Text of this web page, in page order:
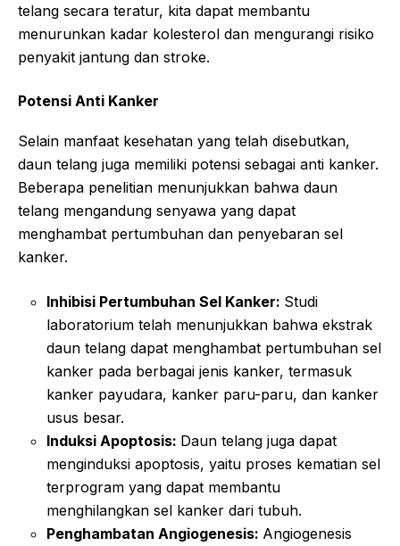
telang secara teratur, kita dapat membantu
menurunkan kadar kolesterol dan mengurangi risiko
penyakit jantung dan stroke.
Potensi Anti Kanker
Selain manfaat kesehatan yang telah disebutkan,
daun telang juga memiliki potensi sebagai anti kanker.
Beberapa penelitian menunjukkan bahwa daun
telang mengandung senyawa yang dapat
menghambat pertumbuhan dan penyebaran sel
kanker.
Inhibisi Pertumbuhan Sel Kanker: Studi
laboratorium telah menunjukkan bahwa ekstrak
daun telang dapat menghambat pertumbuhan sel
kanker pada berbagai jenis kanker, termasuk
kanker payudara, kanker paru-paru, dan kanker
usus besar.
Induksi Apoptosis: Daun telang juga dapat
menginduksi apoptosis, yaitu proses kematian sel
terprogram yang dapat membantu
menghilangkan sel kanker dari tubuh.
Penghambatan Angiogenesis: Angiogenesis